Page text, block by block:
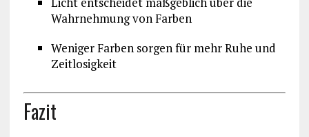
Wahrnehmung von Farben
Weniger Farben sorgen für mehr Ruhe und
Zeitlosigkeit
Fazit